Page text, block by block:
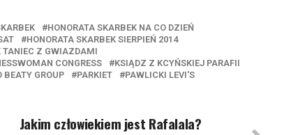
HONORATA SKARBEK NA CO DZIEŃ
HONORATA SKARBEK SIERPIEŃ 2014
TANIEC Z GWIAZDAMI
CONGRESS
KSIĄDZ Z KCYŃSKIEJ PARAFII
BEATY GROUP PARKIET
PAWLICKI LEVI'S
Jakim człowiekiem jest Rafalala?